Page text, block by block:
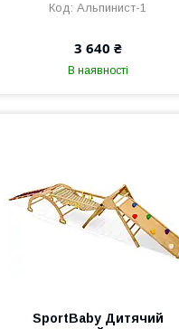
Альпинист-1
3 640 ₴
В наявності
SportBaby Дитячий